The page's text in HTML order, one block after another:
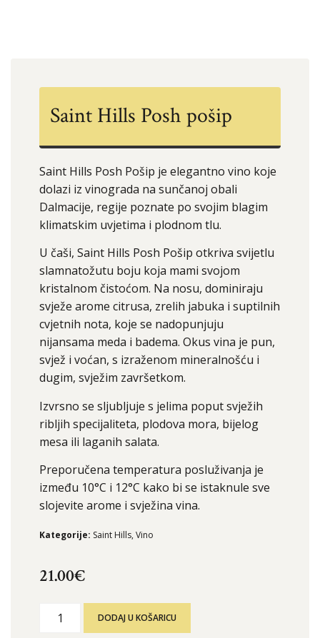
Saint Hills Posh pošip
Saint Hills Posh Pošip je elegantno vino koje
dolazi iz vinograda na sunčanoj obali
Dalmacije, regije poznate po svojim blagim
klimatskim uvjetima i plodnom tlu.
U čaši, Saint Hills Posh Pošip otkriva svijetlu
slamnatožutu boju koja mami svojom
kristalnom čistoćom. Na nosu, dominiraju
svježe arome citrusa, zrelih jabuka i suptilnih
cvjetnih nota, koje se nadopunjuju
nijansama meda i badema. Okus vina je pun,
svjež i voćan, s izraženom mineralnošću i
dugim, svježim završetkom.
Izvrsno se sljubljuje s jelima poput svježih
ribljih specijaliteta, plodova mora, bijelog
mesa ili laganih salata.
Preporučena temperatura posluživanja je
između 10°C i 12°C kako bi se istaknule sve
slojevite arome i svježina vina.
Kategorije: Saint Hills, Vino
21.00€
DODAJ U KOŠARICU